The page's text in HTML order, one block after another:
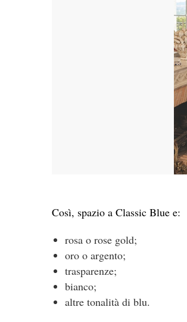
Così, spazio a Classic Blue e:
rosa o rose gold;
oro o argento;
trasparenze;
bianco;
altre tonalità di blu.